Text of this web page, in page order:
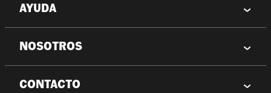
AYUDA
NOSOTROS
CONTACTO